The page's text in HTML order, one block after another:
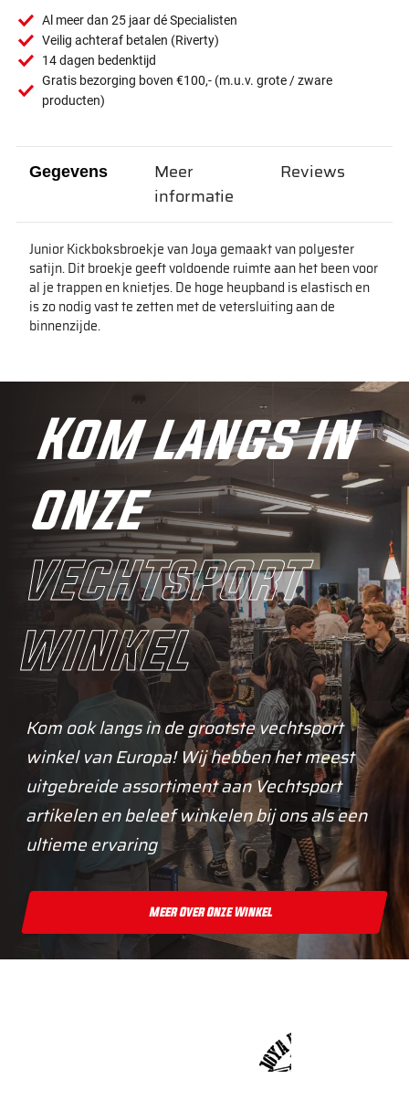
Al meer dan 25 jaar dé Specialisten
Veilig achteraf betalen (Riverty)
14 dagen bedenktijd
Gratis bezorging boven €100,- (m.u.v. grote / zware
producten)
Gegevens
Junior Kickboksbroekje van Joya gemaakt van polyester
satijn. Dit broekje geeft voldoende ruimte aan het been voor
al je trappen en knietjes. De hoge heupband is elastisch en
is zo nodig vast te zetten met de vetersluiting aan de
binnenzijde.
Meer
informatie
Reviews
Kom langs in
onze
vechtsport
winkel
Kom ook langs in de grootste vechtsport
winkel van Europa! Wij hebben het meest
uitgebreide assortiment aan Vechtsport
artikelen en beleef winkelen bij ons als een
ultieme ervaring
Meer Over Onze Winkel